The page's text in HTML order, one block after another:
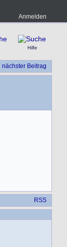
Anmelden
Hilfe
nächster Beitrag
RSS